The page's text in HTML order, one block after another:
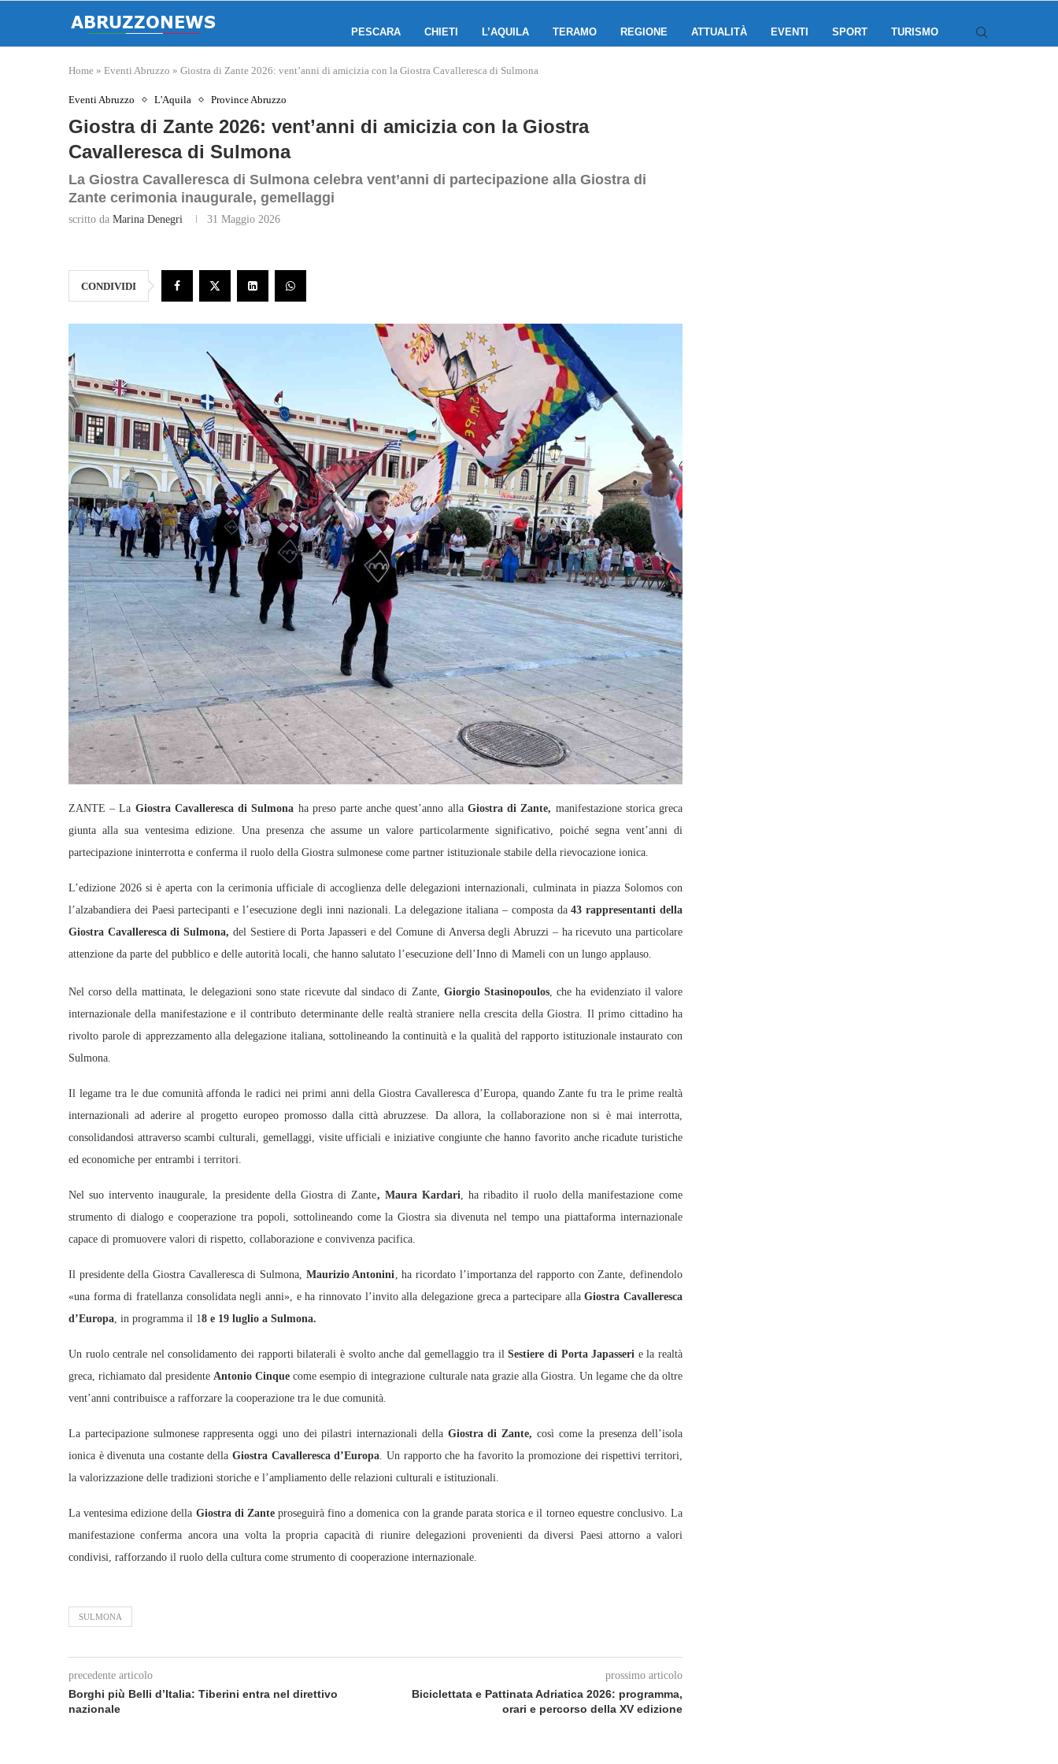
PESCARA CHIETI L’AQUILA TERAMO REGIONE ATTUALITÀ EVENTI SPORT TURISMO
Home » Eventi Abruzzo » Giostra di Zante 2026: vent’anni di amicizia con la Giostra Cavalleresca di Sulmona
Eventi Abruzzo L'Aquila Province Abruzzo
Giostra di Zante 2026: vent’anni di amicizia con la Giostra
Cavalleresca di Sulmona
La Giostra Cavalleresca di Sulmona celebra vent’anni di partecipazione alla Giostra di
Zante cerimonia inaugurale, gemellaggi
scritto da Marina Denegri 31 Maggio 2026
CONDIVIDI
ZANTE – La Giostra Cavalleresca di Sulmona ha preso parte anche quest’anno allaGiostra di Zante, manifestazione storica greca
giunta alla sua ventesima edizione. Una presenza che assume un valore particolarmente significativo, poiché segna vent’anni di
partecipazione ininterrotta e conferma il ruolo della Giostra sulmonese come partner istituzionale stabile della rievocazione ionica.
L’edizione 2026 si è aperta con la cerimonia ufficiale di accoglienza delle delegazioni internazionali, culminata in piazza Solomos con
l’alzabandiera dei Paesi partecipanti e l’esecuzione degli inni nazionali. La delegazione italiana – composta da43 rappresentanti della
Giostra Cavalleresca di Sulmona, del Sestiere di Porta Japasseri e del Comune di Anversa degli Abruzzi – ha ricevuto una particolare
attenzione da parte del pubblico e delle autorità locali, che hanno salutato l’esecuzione dell’Inno di Mameli con un lungo applauso.
Nel corso della mattinata, le delegazioni sono state ricevute dal sindaco di Zante, Giorgio Stasinopoulos, che ha evidenziato il valore
internazionale della manifestazione e il contributo determinante delle realtà straniere nella crescita della Giostra. Il primo cittadino ha
rivolto parole di apprezzamento alla delegazione italiana, sottolineando la continuità e la qualità del rapporto istituzionale instaurato con
Sulmona.
Il legame tra le due comunità affonda le radici nei primi anni della Giostra Cavalleresca d’Europa, quando Zante fu tra le prime realtà
internazionali ad aderire al progetto europeo promosso dalla città abruzzese. Da allora, la collaborazione non si è mai interrotta,
consolidandosi attraverso scambi culturali, gemellaggi, visite ufficiali e iniziative congiunte che hanno favorito anche ricadute turistiche
ed economiche per entrambi i territori.
Nel suo intervento inaugurale, la presidente della Giostra di Zante, Maura Kardari , ha ribadito il ruolo della manifestazione come
strumento di dialogo e cooperazione tra popoli, sottolineando come la Giostra sia divenuta nel tempo una piattaforma internazionale
capace di promuovere valori di rispetto, collaborazione e convivenza pacifica.
Il presidente della Giostra Cavalleresca di Sulmona, Maurizio Antonini , ha ricordato l’importanza del rapporto con Zante, definendolo
«una forma di fratellanza consolidata negli anni», e ha rinnovato l’invito alla delegazione greca a partecipare allaGiostra Cavalleresca
d’Europa , in programma il 1 8 e 19 luglio a Sulmona.
Un ruolo centrale nel consolidamento dei rapporti bilaterali è svolto anche dal gemellaggio tra ilSestiere di Porta Japasseri e la realtà
greca, richiamato dal presidente Antonio Cinque come esempio di integrazione culturale nata grazie alla Giostra. Un legame che da oltre
vent’anni contribuisce a rafforzare la cooperazione tra le due comunità.
La partecipazione sulmonese rappresenta oggi uno dei pilastri internazionali della Giostra di Zante, così come la presenza dell’isola
ionica è divenuta una costante della Giostra Cavalleresca d’Europa . Un rapporto che ha favorito la promozione dei rispettivi territori,
la valorizzazione delle tradizioni storiche e l’ampliamento delle relazioni culturali e istituzionali.
La ventesima edizione della Giostra di Zanteproseguirà fino a domenica con la grande parata storica e il torneo equestre conclusivo. La
manifestazione conferma ancora una volta la propria capacità di riunire delegazioni provenienti da diversi Paesi attorno a valori
condivisi, rafforzando il ruolo della cultura come strumento di cooperazione internazionale.
SULMONA
precedente articolo
Borghi più Belli d’Italia: Tiberini entra nel direttivo
nazionale
prossimo articolo
Biciclettata e Pattinata Adriatica 2026: programma,
orari e percorso della XV edizione